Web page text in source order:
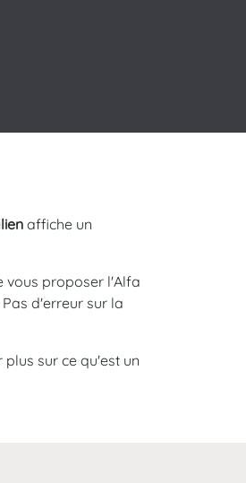
affiche un
vous proposer l'Alfa
d'erreur sur la
sur ce qu'est un